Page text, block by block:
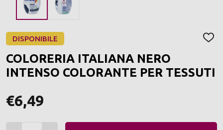
DISPONIBILE
COLORERIA ITALIANA NERO
INTENSO COLORANTE PER TESSUTI
€6,49